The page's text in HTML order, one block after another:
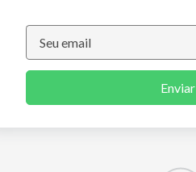
Enviar